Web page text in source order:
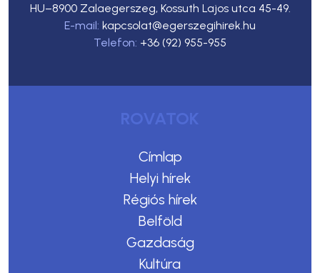
HU–8900 Zalaegerszeg, Kossuth Lajos utca 45-49.
E-mail: kapcsolat@egerszegihirek.hu
Telefon: +36 (92) 955-955
ROVATOK
Címlap
Helyi hírek
Régiós hírek
Belföld
Gazdaság
Kultúra